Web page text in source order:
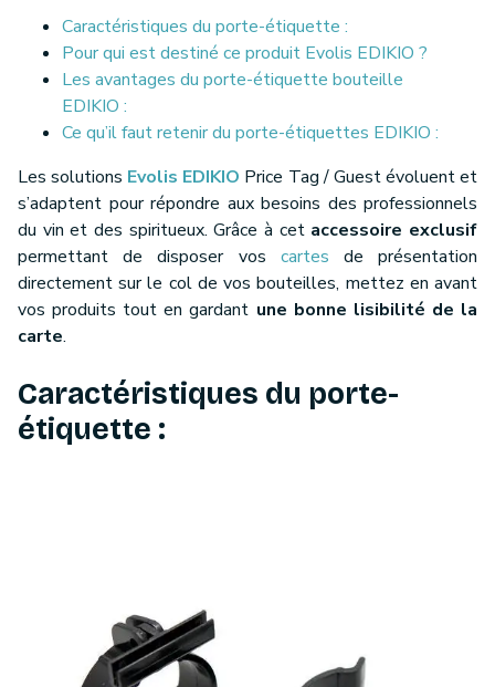
Caractéristiques du porte-étiquette :
Pour qui est destiné ce produit Evolis EDIKIO ?
Les avantages du porte-étiquette bouteille
EDIKIO :
Ce qu’il faut retenir du porte-étiquettes EDIKIO :
Les solutions Evolis EDIKIO Price Tag / Guest évoluent et
s’adaptent pour répondre aux besoins des professionnels
du vin et des spiritueux. Grâce à cet accessoire exclusif
permettant de disposer vos cartes de présentation
directement sur le col de vos bouteilles, mettez en avant
vos produits tout en gardant une bonne lisibilité de la
carte.
Caractéristiques du porte-
étiquette :